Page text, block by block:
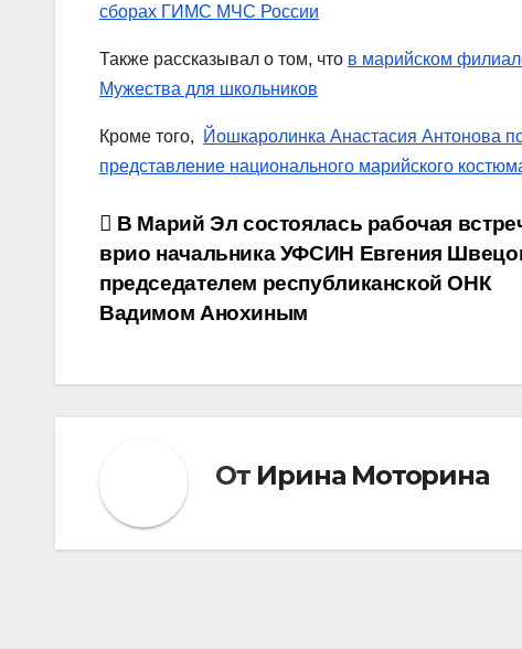
сборах ГИМС МЧС России
Также рассказывал о том, что в марийском
Мужества для школьников
Кроме того,
Йошкаролинка Анастасия Антонова
представление национального марийского
Навигация
по
записям
В Марий Эл состоялась рабочая
врио начальника УФСИН Евгения
председателем республиканской ОНК
Вадимом Анохиным
От Ирина Моторина